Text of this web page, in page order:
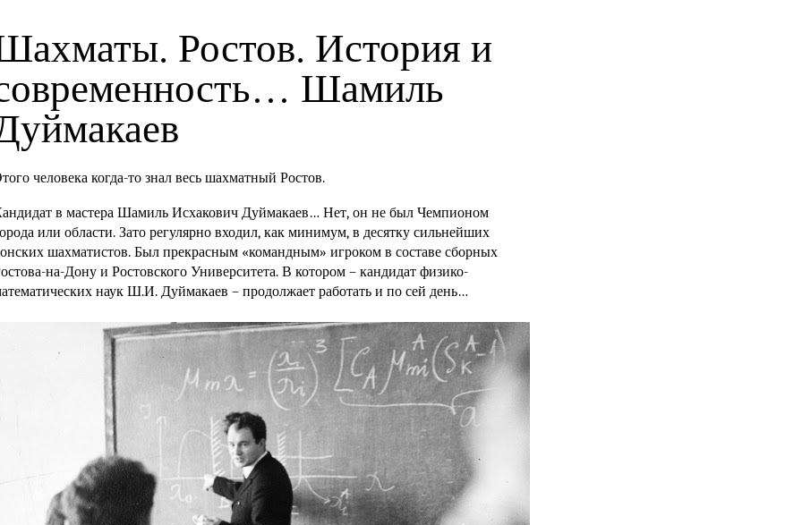
Ростов. История и
Шамиль
человека когда-то знал весь шахматный Ростов.
в мастера Шамиль Исхакович Дуймакаев… Нет, он не был Чемпионом
или области. Зато регулярно входил, как минимум, в десятку сильнейших
шахматистов. Был прекрасным «командным» игроком в составе сборных
на-Дону и Ростовского Университета. В котором – кандидат физико-
наук Ш.И. Дуймакаев – продолжает работать и по сей день…